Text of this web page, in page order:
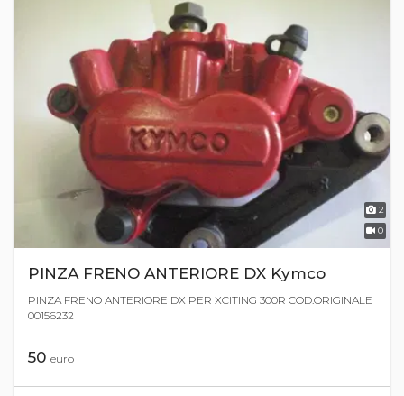
2
0
PINZA FRENO ANTERIORE DX Kymco
PINZA FRENO ANTERIORE DX PER XCITING 300R COD.ORIGINALE
00156232
50 euro